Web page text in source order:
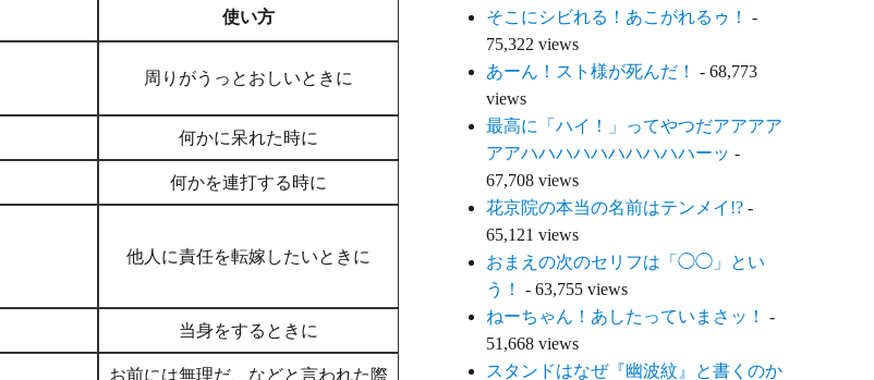
使い方
周りがうっとおしいときに
何かに呆れた時に
何かを連打する時に
他人に責任を転嫁したいときに
当身をするときに
お前には無理だ、などと言われた際
そこにシビれる！あこがれるゥ！
-
75,322 views
あーん！スト様が死んだ！
- 68,773
views
最高に「ハイ！」ってやつだアアアア
アアハハハハハハハハハハーッ -
67,708 views
花京院の本当の名前はテンメイ!?-
65,121 views
おまえの次のセリフは「◯◯」とい
う！
- 63,755 views
ねーちゃん！あしたっていまさッ！
-
51,668 views
スタンドはなぜ『幽波紋』と書くのか